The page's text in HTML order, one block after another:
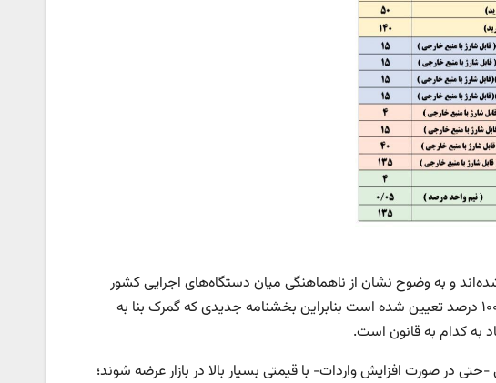
و به وضوح نشان از ناهماهنگی میان دستگاه‌های اجرایی کشور
دارد؛ از سویی دیگر طبق قانون بودجه ۱۴۰۴ تعرفه واردات خودرو ۱۰۰ درصد تعیین شده است بنابراین بخشنامه جدیدی که گمرک بنا به
به کدام به قانون است.
در صورت افزایش واردات- با قیمتی بسیار بالا در بازار عرضه شوند؛